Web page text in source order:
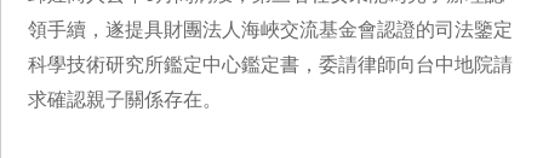
領手續，遂提具財團法人海峽交流基金會認證的司法鑒定
科學技術研究所鑑定中心鑑定書，委請律師向台中地院請
求確認親子關係存在。